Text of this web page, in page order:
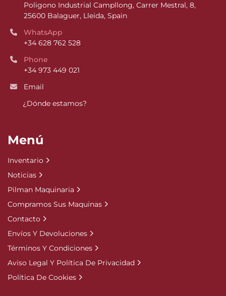
Poligono Industrial Campllong, Carrer Mestral, 8,
25600 Balaguer, Lleida, Spain
WhatsApp
+34 628 762 528
Phone
+34 973 449 021
Email
¿Dónde estamos?
Menú
Inventario
Noticias
Pilman Maquinaria
Compramos Sus Maquinas
Contacto
Envíos Y Devoluciones
Términos Y Condiciones
Aviso Legal Y Política De Privacidad
Política De Cookies